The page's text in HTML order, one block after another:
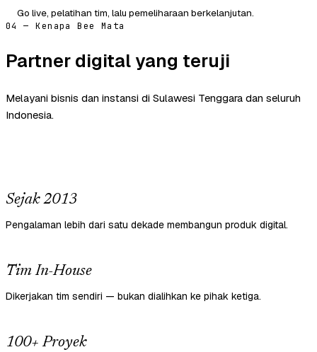
Go live, pelatihan tim, lalu pemeliharaan berkelanjutan.
04 — Kenapa Bee Mata
Partner digital yang teruji
Melayani bisnis dan instansi di Sulawesi Tenggara dan seluruh
Indonesia.
Sejak 2013
Pengalaman lebih dari satu dekade membangun produk digital.
Tim In-House
Dikerjakan tim sendiri — bukan dialihkan ke pihak ketiga.
100+ Proyek